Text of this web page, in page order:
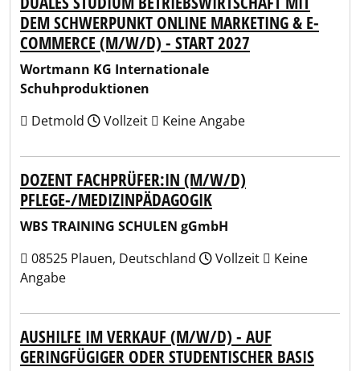
DEM SCHWERPUNKT ONLINE MARKETING & E-
COMMERCE (M/W/D) - START 2027
Wortmann KG Internationale
Schuhproduktionen
Detmold
Vollzeit Keine Angabe
DOZENT FACHPRÜFER:IN (M/W/D)
PFLEGE-/MEDIZINPÄDAGOGIK
WBS TRAINING SCHULEN gGmbH
08525 Plauen, Deutschland
Vollzeit
Keine
Angabe
AUSHILFE IM VERKAUF (M/W/D) - AUF
GERINGFÜGIGER ODER STUDENTISCHER BASIS